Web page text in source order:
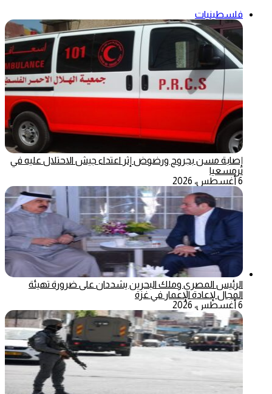
فلسطينيات
إصابة مسن بجروح ورضوض إثر اعتداء جيش الاحتلال عليه في
ترمسعيا
6 أغسطس، 2026
الرئيس المصري وملك البحرين يشددان على ضرورة تهيئة
المجال لإعادة الإعمار في غزة
6 أغسطس، 2026